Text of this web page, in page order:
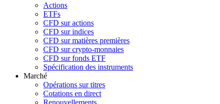
Actions
ETFs
CFD sur actions
CFD sur indices
CFD sur matières premières
CFD sur crypto-monnaies
CFD sur fonds ETF
Spécification des instruments
Marché
Opérations sur titres
Cotations en direct
Renouvellements